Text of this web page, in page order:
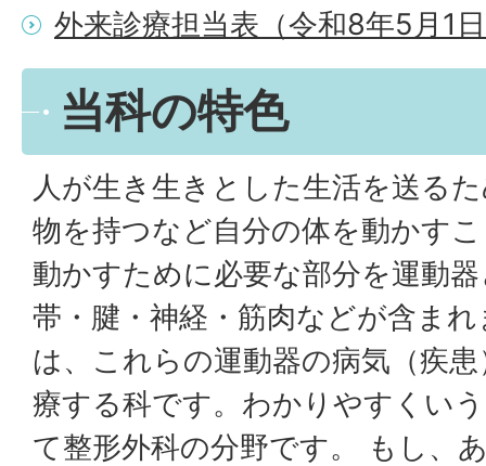
外来診療担当表（令和8年5月1
当科の特色
人が生き生きとした生活を送る
物を持つなど自分の体を動かす
動かすために必要な部分を運動
帯・腱・神経・筋肉などが含ま
は、これらの運動器の病気（疾
療する科です。わかりやすくい
て整形外科の分野です。 もし、